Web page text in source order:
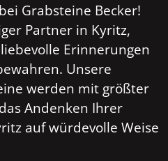
Grabsteine Becker!
Partner in Kyritz,
Erinnerungen
Unsere
werden mit größter
Andenken Ihrer
auf würdevolle Weise